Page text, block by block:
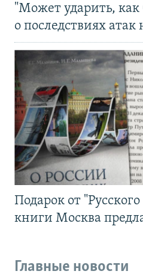
"Может ударить, как
о последствиях
Подарок от
книги Москва
Главные новости